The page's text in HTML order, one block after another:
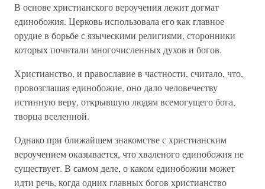
В основе христианского вероучения лежит догмат
единобожия. Церковь использовала его как главное
орудие в борьбе с языческими религиями, сторонники
которых почитали многочисленных духов и богов.
Христианство, и православие в частности, считало, что,
провозглашая единобожие, оно дало человечеству
истинную веру, открывшую людям всемогущего бога,
творца вселенной.
Однако при ближайшем знакомстве с христианским
вероучением оказывается, что хваленого единобожия не
существует. В самом деле, о каком единобожии может
идти речь, когда одних главных богов христианство